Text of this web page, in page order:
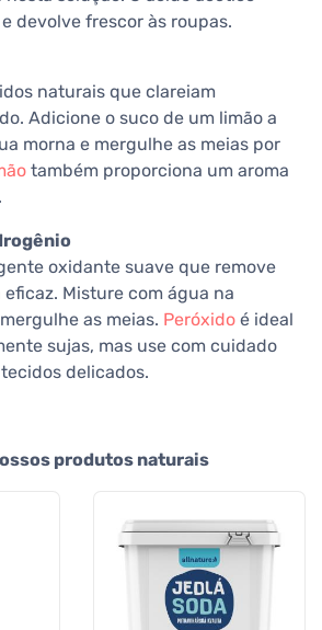
devolve frescor às roupas.
naturais que clareiam
Adicione o suco de um limão a
morna e mergulhe as meias por
também proporciona um aroma
oxidante suave que remove
Misture com água na
as meias. Peróxido é ideal
sujas, mas use com cuidado
delicados.
produtos naturais